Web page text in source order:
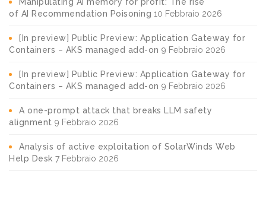
of AI Recommendation Poisoning 10 Febbraio 2026
[In preview] Public Preview: Application Gateway for
Containers – AKS managed add-on 9 Febbraio 2026
[In preview] Public Preview: Application Gateway for
Containers – AKS managed add-on 9 Febbraio 2026
A one-prompt attack that breaks LLM safety
alignment 9 Febbraio 2026
Analysis of active exploitation of SolarWinds Web
Help Desk 7 Febbraio 2026